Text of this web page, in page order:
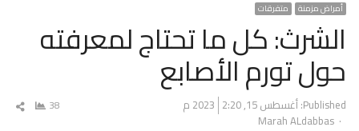
أمراض مزمنة متفرقات
الشرث: كل ما تحتاج لمعرفته
حول تورم الأصابع
Published: أغسطس 15, 2023 2:20 م
Author
Marah ALdabbas
38